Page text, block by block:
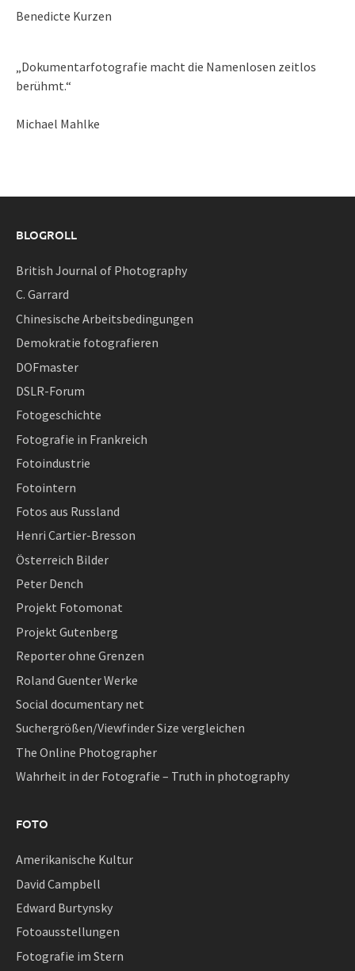
Benedicte Kurzen
„Dokumentarfotografie macht die Namenlosen zeitlos
berühmt.“
Michael Mahlke
BLOGROLL
British Journal of Photography
C. Garrard
Chinesische Arbeitsbedingungen
Demokratie fotografieren
DOFmaster
DSLR-Forum
Fotogeschichte
Fotografie in Frankreich
Fotoindustrie
Fotointern
Fotos aus Russland
Henri Cartier-Bresson
Österreich Bilder
Peter Dench
Projekt Fotomonat
Projekt Gutenberg
Reporter ohne Grenzen
Roland Guenter Werke
Social documentary net
Suchergrößen/Viewfinder Size vergleichen
The Online Photographer
Wahrheit in der Fotografie – Truth in photography
FOTO
Amerikanische Kultur
David Campbell
Edward Burtynsky
Fotoausstellungen
Fotografie im Stern